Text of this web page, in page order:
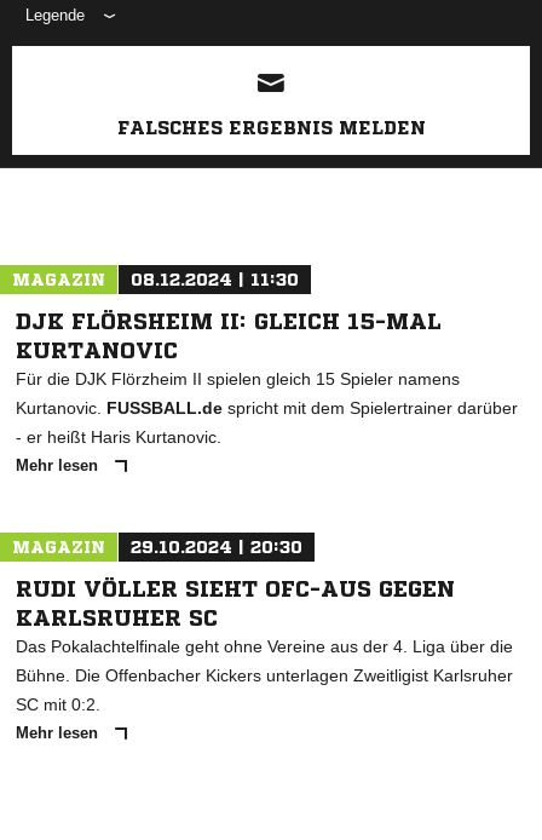
Legende
ANZEIGE
FALSCHES ERGEBNIS MELDEN
MAGAZIN 08.12.2024 | 11:30
DJK FLÖRSHEIM II: GLEICH 15-MAL
KURTANOVIC
Für die DJK Flörzheim II spielen gleich 15 Spieler namens
Kurtanovic. FUSSBALL.de spricht mit dem Spielertrainer darüber
- er heißt Haris Kurtanovic.
Mehr lesen
MAGAZIN 29.10.2024 | 20:30
RUDI VÖLLER SIEHT OFC-AUS GEGEN
KARLSRUHER SC
Das Pokalachtelfinale geht ohne Vereine aus der 4. Liga über die
Bühne. Die Offenbacher Kickers unterlagen Zweitligist Karlsruher
SC mit 0:2.
Mehr lesen